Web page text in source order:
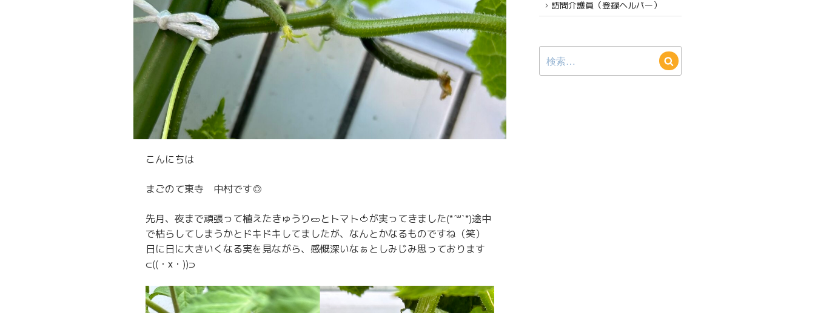
こんにちは
まごのて東寺 中村です◎
先月、夜まで頑張って植えたきゅうり🥒とトマト🍅が実ってきました(*´꒳`*)途中
で枯らしてしまうかとドキドキしてましたが、なんとかなるものですね（笑）
日に日に大きいくなる実を見ながら、感慨深いなぁとしみじみ思っております
⊂((・x・))⊃
訪問介護員（登録ヘルパー）
索:
検
索